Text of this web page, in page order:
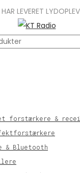
LEVERET
forstærkere &
& Bluetooth